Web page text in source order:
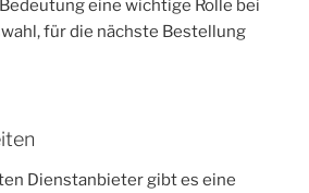
eine wichtige Rolle bei
für die nächste Bestellung
Dienstanbieter gibt es eine